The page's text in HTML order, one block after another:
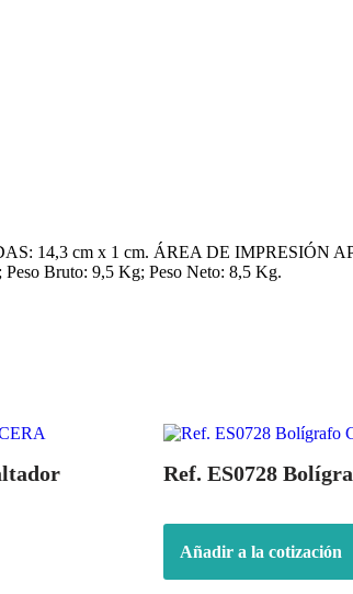
14,3 cm x 1 cm. ÁREA DE IMPRESIÓN
Bruto: 9,5 Kg; Peso Neto: 8,5 Kg.
Ref. ES0728
Añadir a la cotización